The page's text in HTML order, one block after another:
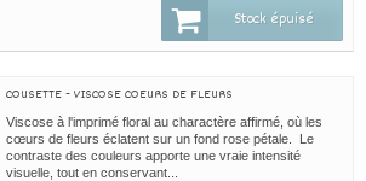
Stock épuisé
COUSETTE - VISCOSE COEURS DE FLEURS
Viscose à l'imprimé floral au charactère affirmé, où les
cœurs de fleurs éclatent sur un fond rose pétale. Le
contraste des couleurs apporte une vraie intensité
visuelle, tout en conservant...